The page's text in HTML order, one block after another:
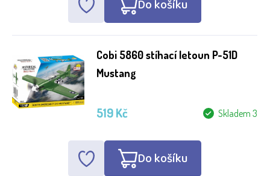
Do košíku
Cobi 5860 stíhací letoun P-51D
Mustang
Skladem 3
519 Kč
Do košíku